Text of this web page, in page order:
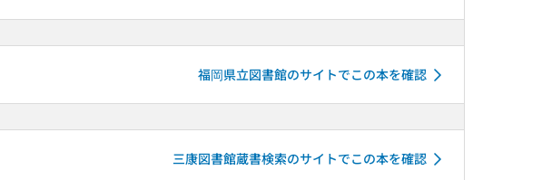
福岡県立図書館のサイトでこの本を確認
三康図書館蔵書検索のサイトでこの本を確認